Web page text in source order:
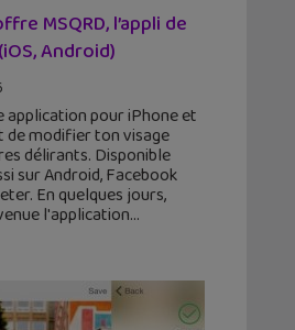
MSQRD, l’appli de
Android)
application pour iPhone et
de modifier ton visage
délirants. Disponible
sur Android, Facebook
En quelques jours,
l'application